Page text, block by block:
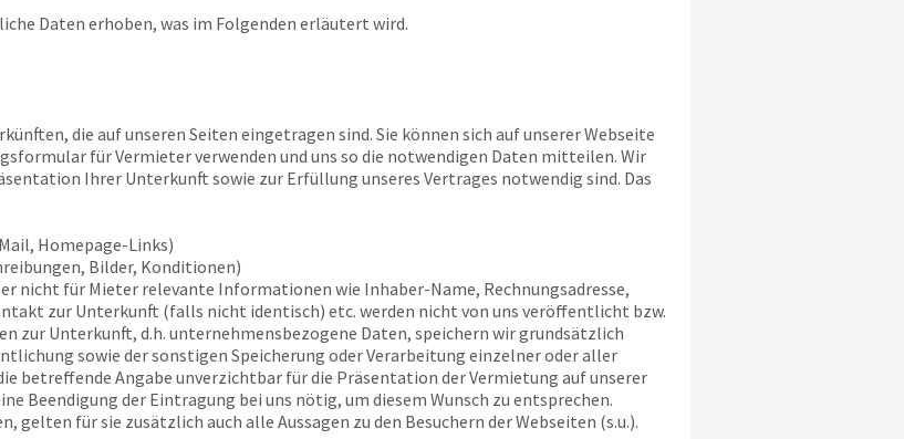
Daten erhoben, was im Folgenden erläutert wird.
die auf unseren Seiten eingetragen sind. Sie können sich auf unserer Webseite
für Vermieter verwenden und uns so die notwendigen Daten mitteilen. Wir
Ihrer Unterkunft sowie zur Erfüllung unseres Vertrages notwendig sind. Das
Homepage-Links)
Bilder, Konditionen)
nicht für Mieter relevante Informationen wie Inhaber-Name, Rechnungsadresse,
zur Unterkunft (falls nicht identisch) etc. werden nicht von uns veröffentlicht bzw.
zur Unterkunft, d.h. unternehmensbezogene Daten, speichern wir grundsätzlich
sowie der sonstigen Speicherung oder Verarbeitung einzelner oder aller
betreffende Angabe unverzichtbar für die Präsentation der Vermietung auf unserer
Beendigung der Eintragung bei uns nötig, um diesem Wunsch zu entsprechen.
für sie zusätzlich auch alle Aussagen zu den Besuchern der Webseiten (s.u.).